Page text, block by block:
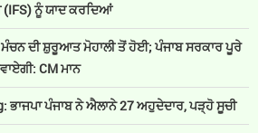
(IFS) ਨੂੰ ਯਾਦ ਕਰਦਿਆਂ
ਮੰਚਨ ਦੀ ਸ਼ੁਰੂਆਤ ਮੋਹਾਲੀ ਤੋਂ ਹੋਈ; ਪੰਜਾਬ ਸਰਕਾਰ ਪੂਰੇ
CM ਮਾਨ
ਭਾਜਪਾ ਪੰਜਾਬ ਨੇ ਐਲਾਨੇ 27 ਅਹੁਦੇਦਾਰ, ਪੜ੍ਹੋ ਸੂਚੀ